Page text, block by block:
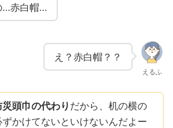
…赤白帽…
え？赤白帽？？
えるふ
頭巾の代わり だから、机の横の
かけてないといけないんだよー